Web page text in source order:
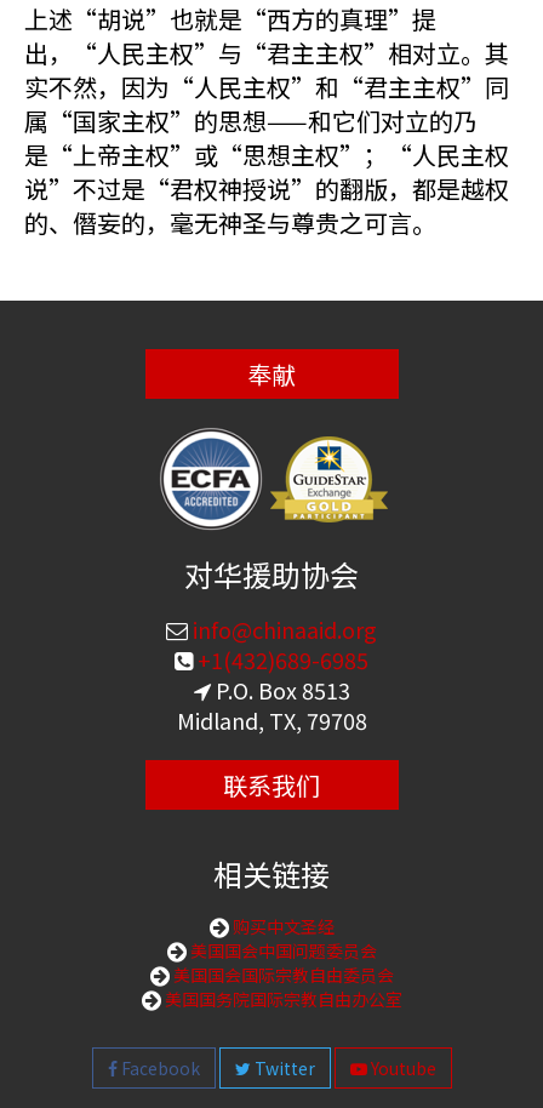
上述“胡说”也就是“西方的真理”提
出，“人民主权”与“君主主权”相对立。其
实不然，因为“人民主权”和“君主主权”同
属“国家主权”的思想——和它们对立的乃
是“上帝主权”或“思想主权”；“人民主权
说”不过是“君权神授说”的翻版，都是越权
的、僭妄的，毫无神圣与尊贵之可言。
奉献
对华援助协会
info@chinaaid.org
+1(432)689-6985
P.O. Box 8513
Midland, TX, 79708
联系我们
相关链接
购买中文圣经
美国国会中国问题委员会
美国国会国际宗教自由委员会
美国国务院国际宗教自由办公室
Facebook Twitter Youtube